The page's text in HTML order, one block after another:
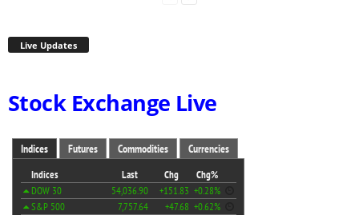
Live Updates
Stock Exchange Live